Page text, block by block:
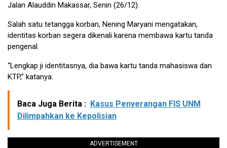
Jalan Alauddin Makassar, Senin (26/12).
Salah satu tetangga korban, Nening Maryani mengatakan,
identitas korban segera dikenali karena membawa kartu tanda
pengenal.
“Lengkap ji identitasnya, dia bawa kartu tanda mahasiswa dan
KTP,” katanya.
Baca Juga Berita : Kasus Penyerangan FIS UNM
Dilimpahkan ke Kepolisian
ADVERTISEMENT